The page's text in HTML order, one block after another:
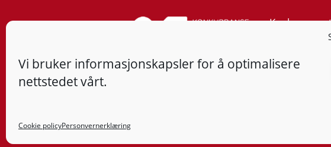
Vi bruker informasjonskapsler for å optimalisere
nettstedet vårt.
Cookie policyPersonvernerklæring
Postboks
Org.nr: 974